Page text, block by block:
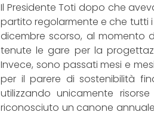
Il Presidente Toti dopo che
partito regolarmente e che tutti
dicembre scorso, al momento
tenute le gare per la
Invece, sono passati mesi e
per il parere di sostenibilità
utilizzando unicamente
riconosciuto un canone annuale